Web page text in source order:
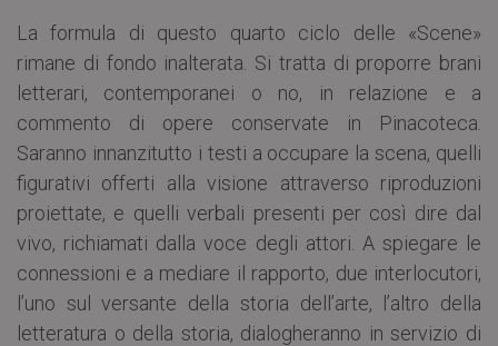
La formula di questo quarto ciclo delle «Scene»
rimane di fondo inalterata. Si tratta di proporre brani
letterari, contemporanei o no, in relazione e a
commento di opere conservate in Pinacoteca.
Saranno innanzitutto i testi a occupare la scena, quelli
figurativi offerti alla visione attraverso riproduzioni
proiettate, e quelli verbali presenti per così dire dal
vivo, richiamati dalla voce degli attori. A spiegare le
connessioni e a mediare il rapporto, due interlocutori,
l’uno sul versante della storia dell’arte, l’altro della
letteratura o della storia, dialogheranno in servizio di